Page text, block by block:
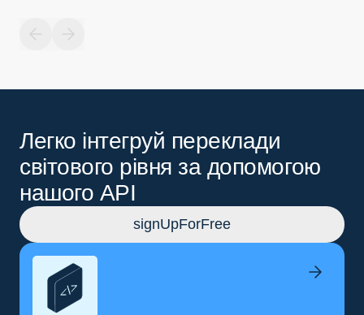
Легко інтегруй переклади
світового рівня за допомогою
нашого API
signUpForFree